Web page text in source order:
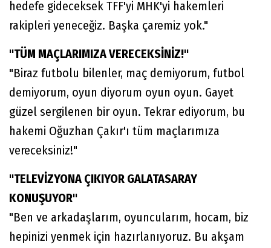
hedefe gideceksek TFF'yi MHK'yi hakemleri
rakipleri yeneceğiz. Başka çaremiz yok."
"TÜM MAÇLARIMIZA VERECEKSİNİZ!"
"Biraz futbolu bilenler, maç demiyorum, futbol
demiyorum, oyun diyorum oyun oyun. Gayet
güzel sergilenen bir oyun. Tekrar ediyorum, bu
hakemi Oğuzhan Çakır'ı tüm maçlarımıza
vereceksiniz!"
"TELEVİZYONA ÇIKIYOR GALATASARAY
KONUŞUYOR"
"Ben ve arkadaşlarım, oyuncularım, hocam, biz
hepinizi yenmek için hazırlanıyoruz. Bu akşam